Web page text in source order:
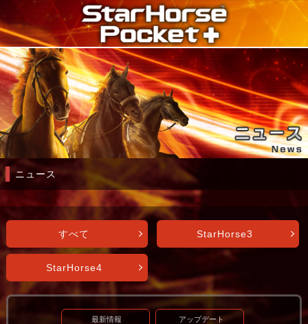
ニュース
すべて StarHorse3
StarHorse4
最新情報 アップデート